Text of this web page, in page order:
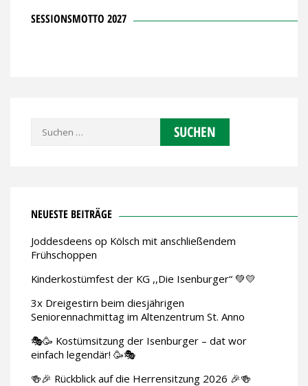
SESSIONSMOTTO 2027
Suchen
NEUESTE BEITRÄGE
Joddesdeens op Kölsch mit anschließendem
Frühschoppen
Kinderkostümfest der KG ,,Die Isenburger“ 💚💛
3x Dreigestirn beim diesjährigen
Seniorennachmittag im Altenzentrum St. Anno
🎭🥳 Kostümsitzung der Isenburger – dat wor
einfach legendär! 🥳🎭
🍻🎉 Rückblick auf die Herrensitzung 2026 🎉🍻